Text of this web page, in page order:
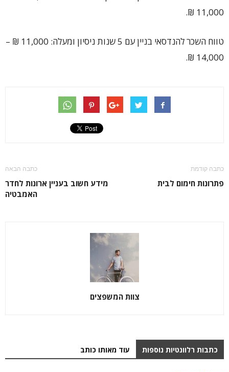
11,000 ₪.
טווח השכר להנדסאי בניין עם 5 שנות ניסיון ומעלה: 11,000 ₪ –
14,000 ₪.
כתבה קודמת
פתרונות חימום לבית
כתבה הבאה
מידע חשוב בעניין ארונות לחדר
האמבטיה
צוות המשפצים
כתבות רלוונטיות נוספות עוד מאותו כותב